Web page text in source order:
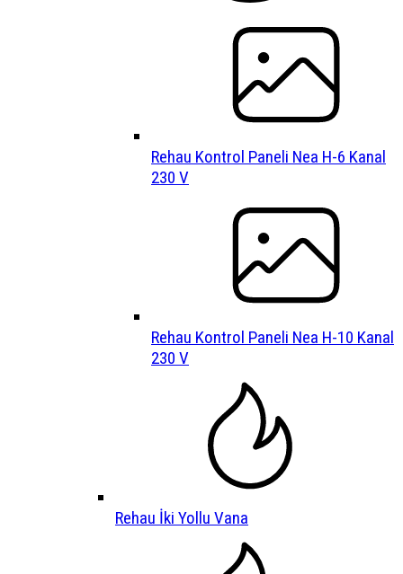
Rehau Kontrol Paneli Nea H-6 Kanal
230 V
Rehau Kontrol Paneli Nea H-10 Kanal
230 V
Rehau İki Yollu Vana